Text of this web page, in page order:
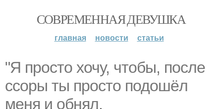
СОВРЕМЕННАЯ ДЕВУШКА
главная новости статьи
"Я просто хочу, чтобы, после
ссоры ты просто подошёл
меня и обнял.